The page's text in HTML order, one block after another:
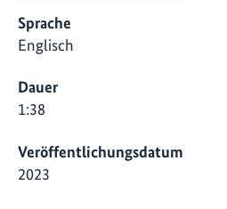
Sprache
Englisch
Dauer
1:38
Veröffentlichungsdatum
2023